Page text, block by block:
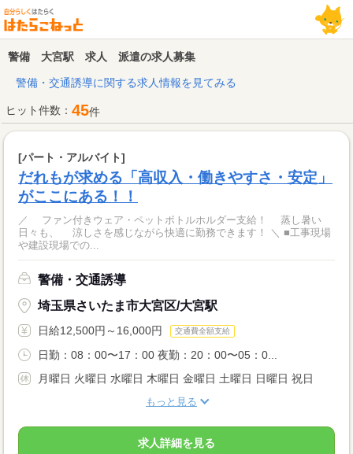
警備 大宮駅 求人 派遣の求人募集
警備・交通誘導に関する求人情報を見てみる
ヒット件数： 45件
[パート・アルバイト]
だれもが求める「高収入・働きやすさ・安定」
がここにある！！
／ ファン付きウェア・ペットボトルホルダー支給！ 蒸し暑い
日々も、 涼しさを感じながら快適に勤務できます！ ＼ ■工事現場
や建設現場での...
警備・交通誘導
埼玉県さいたま市大宮区/大宮駅
日給12,500円～16,000円 交通費全額支給
日勤：08：00〜17：00 夜勤：20：00〜05：0...
月曜日 火曜日 水曜日 木曜日 金曜日 土曜日 日曜日 祝日
もっと見る
求人詳細を見る